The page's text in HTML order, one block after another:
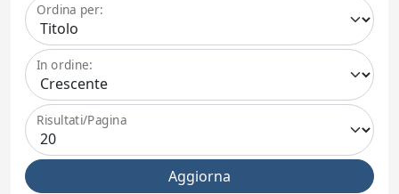
Ordina per:
In ordine:
Risultati/Pagina